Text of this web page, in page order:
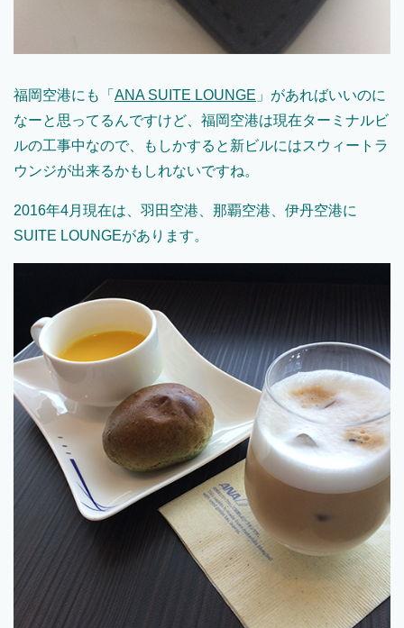
福岡空港にも「 ANA SUITE LOUNGE 」があればいいのに
なーと思ってるんですけど、福岡空港は現在ターミナルビ
ルの工事中なので、もしかすると新ビルにはスウィートラ
ウンジが出来るかもしれないですね。
2016年4月現在は、羽田空港、那覇空港、伊丹空港に
SUITE LOUNGEがあります。